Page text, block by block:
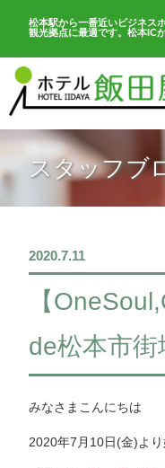
松本駅から一番近いビジネス
観光拠点に最適です。松本IC
スタッフブ
2020.7.11
【
de松本市街
みなさまこんにちは
2020年7月10日(金)より